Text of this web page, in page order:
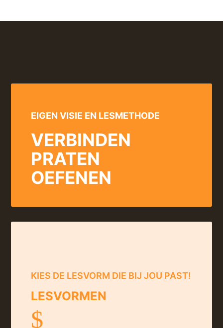
EIGEN VISIE EN LESMETHODE
VERBINDEN
PRATEN
OEFENEN
KIES DE LESVORM DIE BIJ JOU PAST!
LESVORMEN
$